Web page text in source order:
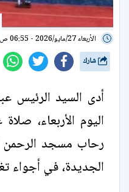
الأربعاء 27/مايو/2026 - 06:55 ص
أدى السيد الرئيس
اليوم الأربعاء،
رحاب مسجد الرحمن
الجديدة، في أجواء